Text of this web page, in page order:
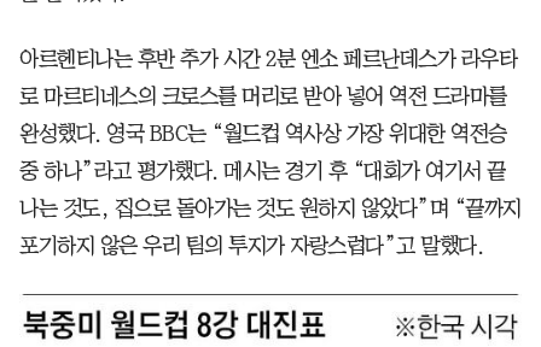
아르헨티나는 후반 추가 시간 2분 엔소 페르난데스가 라우타
로 마르티네스의 크로스를 머리로 받아 넣어 역전 드라마를
완성했다. 영국 BBC는 “월드컵 역사상 가장 위대한 역전승
중 하나”라고 평가했다. 메시는 경기 후 “대회가 여기서 끝
나는 것도, 집으로 돌아가는 것도 원하지 않았다”며 “끝까지
포기하지 않은 우리 팀의 투지가 자랑스럽다”고 말했다.